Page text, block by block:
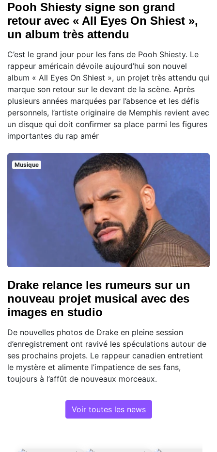
Pooh Shiesty signe son grand
retour avec « All Eyes On Shiest »,
un album très attendu
C’est le grand jour pour les fans de Pooh Shiesty. Le
rappeur américain dévoile aujourd’hui son nouvel
album « All Eyes On Shiest », un projet très attendu qui
marque son retour sur le devant de la scène. Après
plusieurs années marquées par l’absence et les défis
personnels, l’artiste originaire de Memphis revient avec
un disque qui doit confirmer sa place parmi les figures
importantes du rap amér
Musique
Drake relance les rumeurs sur un
nouveau projet musical avec des
images en studio
De nouvelles photos de Drake en pleine session
d’enregistrement ont ravivé les spéculations autour de
ses prochains projets. Le rappeur canadien entretient
le mystère et alimente l’impatience de ses fans,
toujours à l’affût de nouveaux morceaux.
Voir toutes les news